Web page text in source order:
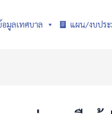
มูลเทศบาล แผน/งบปร